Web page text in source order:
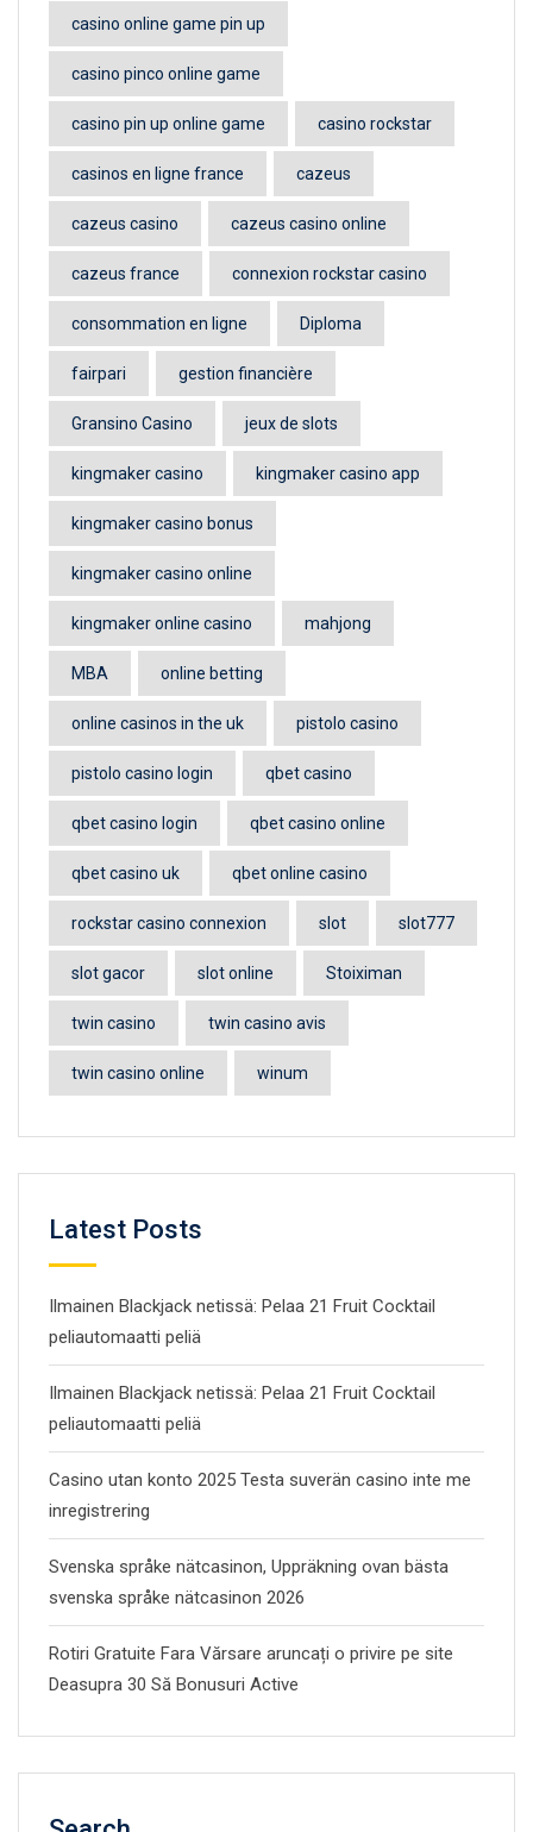
casino online game pin up
casino pinco online game
casino pin up online game casino rockstar
casinos en ligne france cazeus
cazeus casino cazeus casino online
cazeus france connexion rockstar casino
consommation en ligne Diploma
fairpari gestion financière
Gransino Casino jeux de slots
kingmaker casino kingmaker casino app
kingmaker casino bonus
kingmaker casino online
kingmaker online casino mahjong
MBA online betting
online casinos in the uk pistolo casino
pistolo casino login qbet casino
qbet casino login qbet casino online
qbet casino uk qbet online casino
rockstar casino connexion slot slot777
slot gacor slot online Stoiximan
twin casino twin casino avis
twin casino online winum
Latest Posts
Ilmainen Blackjack netissä: Pelaa 21 Fruit Cocktail
peliautomaatti peliä
Ilmainen Blackjack netissä: Pelaa 21 Fruit Cocktail
peliautomaatti peliä
Casino utan konto 2025 Testa suverän casino inte me
inregistrering
Svenska språke nätcasinon, Uppräkning ovan bästa
svenska språke nätcasinon 2026
Rotiri Gratuite Fara Vărsare aruncați o privire pe site
Deasupra 30 Să Bonusuri Active